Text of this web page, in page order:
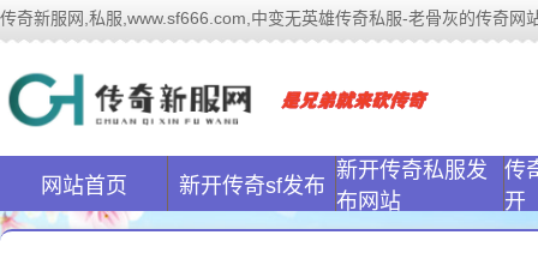
传奇新服网,私服,www.sf666.com,中变无英雄传奇私服-老骨灰的传奇网
网站首页 新开传奇sf发布
新开传奇私服发
布网站
传
开